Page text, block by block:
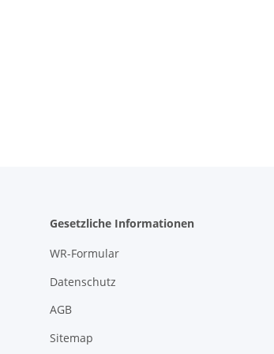
Gesetzliche Informationen
WR-Formular
Datenschutz
AGB
Sitemap